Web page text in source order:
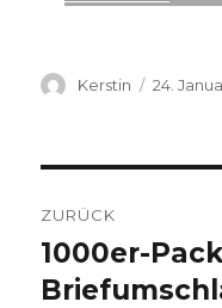
Autor
Kerstin 24.
ZURÜCK
Vorheriger
Beitrag:
1000er-